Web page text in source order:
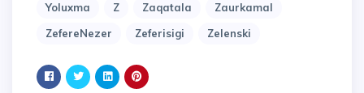
Yoluxma
Z Zaqatala
Zaurkamal
ZefereNezer
Zeferisigi Zelenski